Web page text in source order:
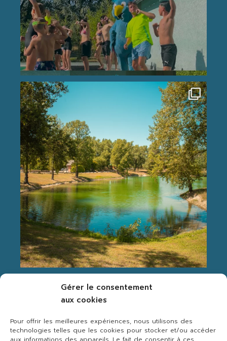
Gérer le consentement
aux cookies
Pour offrir les meilleures expériences, nous utilisons des
technologies telles que les cookies pour stocker et/ou accéder
Suivez-nous Instagram